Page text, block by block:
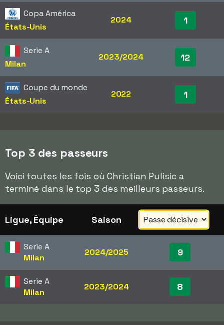
Copa América
États-Unis
2024 1
Serie A
Milan
2023/2024 12
Coupe du monde
États-Unis
2022 1
Top 3 des passeurs
Voici toutes les fois où Christian Pulisic a
terminé dans le top 3 des meilleurs passeurs.
Ligue, Équipe Saison
Serie A
Milan
2024/2025 9
Serie A
Milan
2023/2024 8